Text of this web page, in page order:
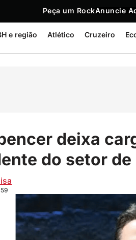
Peça um RockAnuncie
e região Atlético Cruzeiro
deixa
do setor